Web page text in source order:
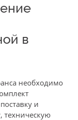
в
необходимо
и
техническую